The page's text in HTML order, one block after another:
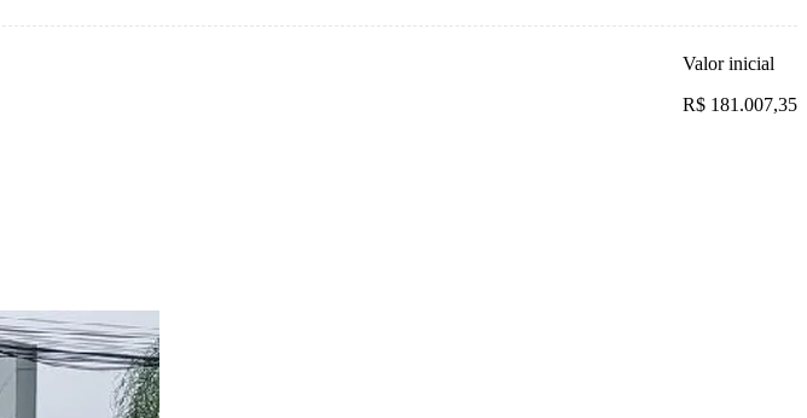
Valor inicial
R$ 181.007,35